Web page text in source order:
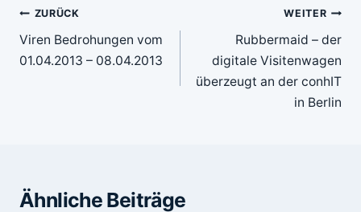
Beitragsnavigation
ZURÜCK
Viren Bedrohungen vom
01.04.2013 – 08.04.2013
WEITER
Rubbermaid – der
digitale Visitenwagen
überzeugt an der conhIT
in Berlin
Ähnliche Beiträge